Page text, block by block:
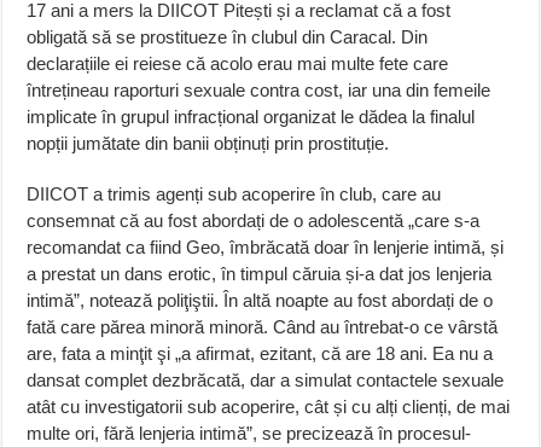
17 ani a mers la DIICOT Pitești și a reclamat că a fost
obligată să se prostitueze în clubul din Caracal. Din
declarațiile ei reiese că acolo erau mai multe fete care
întrețineau raporturi sexuale contra cost, iar una din femeile
implicate în grupul infracțional organizat le dădea la finalul
nopții jumătate din banii obținuți prin prostituție.
DIICOT a trimis agenți sub acoperire în club, care au
consemnat că au fost abordați de o adolescentă „care s-a
recomandat ca fiind Geo, îmbrăcată doar în lenjerie intimă, și
a prestat un dans erotic, în timpul căruia și-a dat jos lenjeria
intimă”, notează poliţiştii. În altă noapte au fost abordați de o
fată care părea minoră minoră. Când au întrebat-o ce vârstă
are, fata a minţit şi „a afirmat, ezitant, că are 18 ani. Ea nu a
dansat complet dezbrăcată, dar a simulat contactele sexuale
atât cu investigatorii sub acoperire, cât și cu alți clienți, de mai
multe ori, fără lenjeria intimă”, se precizează în procesul-